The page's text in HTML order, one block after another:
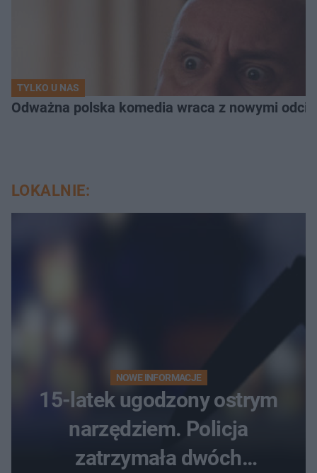
TYLKO U NAS
Odważna polska komedia wraca z nowymi
LOKALNIE:
NOWE INFORMACJE
15-latek ugodzony ostrym
narzędziem. Policja
zatrzymała dwóch